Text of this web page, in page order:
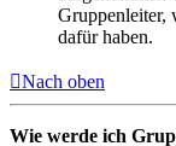
Gruppenleiter,
dafür haben.
Nach oben
Wie werde ich